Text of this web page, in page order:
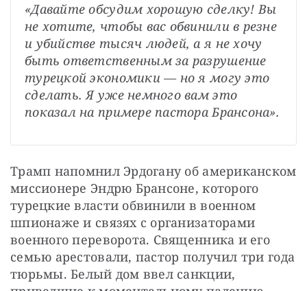
«Давайте обсудим хорошую сделку! Вы
не хотите, чтобы вас обвинили в резне
и убийстве тысяч людей, а я не хочу
быть ответственным за разрушение
турецкой экономики — но я могу это
сделать. Я уже немного вам это
показал на примере пастора Брансона».
Трамп напомнил Эрдогану об американском
миссионере Эндрю Брансоне, которого
турецкие власти обвинили в военном
шпионаже и связях с организаторами
военного переворота. Священника и его
семью арестовали, пастор получил три года
тюрьмы. Белый дом ввел санкции,